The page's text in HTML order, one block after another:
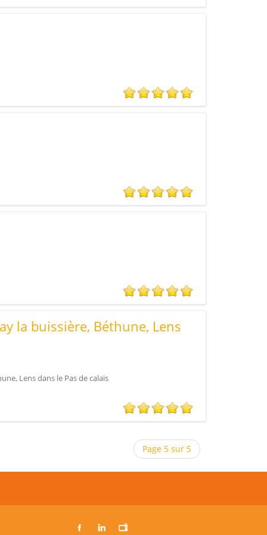
la buissière, Béthune, Lens
Lens dans le Pas de calais
Page 5 sur 5